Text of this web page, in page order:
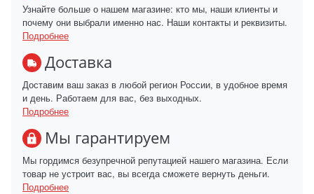
Узнайте больше о нашем магазине: кто мы, наши клиенты и
почему они выбрали именно нас. Наши контакты и реквизиты.
Подробнее
Доставка
Доставим ваш заказ в любой регион России, в удобное время
и день. Работаем для вас, без выходных.
Подробнее
Мы гарантируем
Мы гордимся безупречной репутацией нашего магазина. Если
товар не устроит вас, вы всегда сможете вернуть деньги.
Подробнее